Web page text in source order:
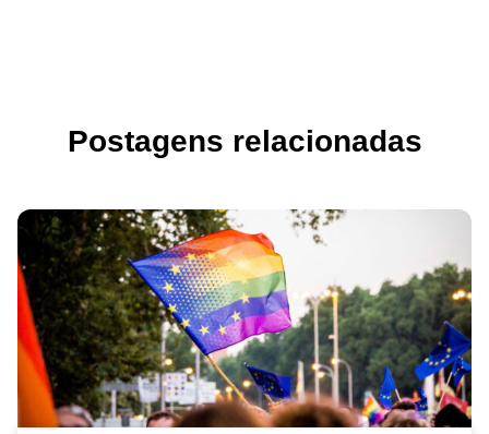
Postagens relacionadas